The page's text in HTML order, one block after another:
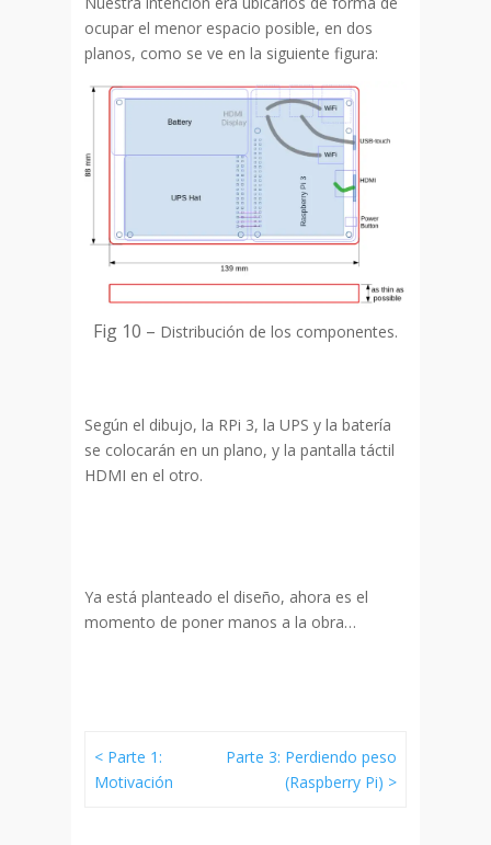
ocupar el menor espacio posible, en dos
planos, como se ve en la siguiente figura:
Fig 10 – Distribución de los componentes.
Según el dibujo, la RPi 3, la UPS y la batería
se colocarán en un plano, y la pantalla táctil
HDMI en el otro.
Ya está planteado el diseño, ahora es el
momento de poner manos a la obra…
< Parte 1:
Motivación
Parte 3: Perdiendo peso
(Raspberry Pi) >